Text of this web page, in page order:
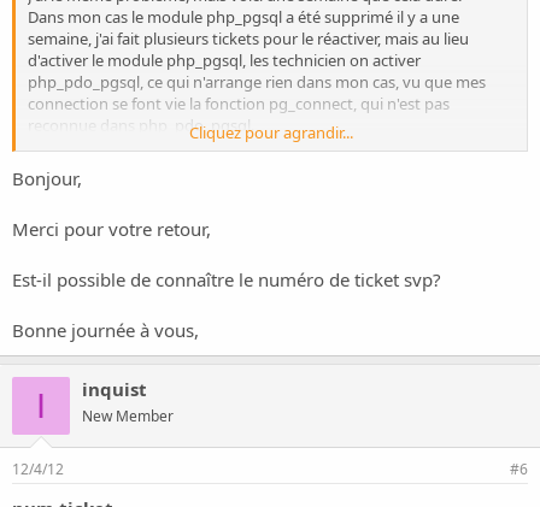
Dans mon cas le module php_pgsql a été supprimé il y a une
semaine, j'ai fait plusieurs tickets pour le réactiver, mais au lieu
d'activer le module php_pgsql, les technicien on activer
php_pdo_pgsql, ce qui n'arrange rien dans mon cas, vu que mes
connection se font vie la fonction pg_connect, qui n'est pas
reconnue dans php_pdo_pgsql.
Le site a fonctionné parfaitement durant + d'un an et là... plus rien.
sur mon dos depuis plus d'une semaine.
Cliquez pour agrandir...
Bonjour,
Merci pour votre retour,
Est-il possible de connaître le numéro de ticket svp?
Bonne journée à vous,
I inquist
New Member
12/4/12 #6